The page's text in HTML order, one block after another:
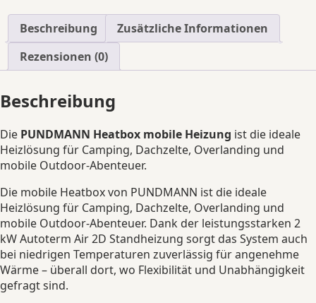
MengeBeschreibung
Zusätzliche Informationen
Rezensionen (0)
Beschreibung
Die PUNDMANN Heatbox mobile Heizung ist die ideale
Heizlösung für Camping, Dachzelte, Overlanding und
mobile Outdoor-Abenteuer.
Die mobile Heatbox von PUNDMANN ist die ideale
Heizlösung für Camping, Dachzelte, Overlanding und
mobile Outdoor-Abenteuer. Dank der leistungsstarken 2
kW Autoterm Air 2D Standheizung sorgt das System auch
bei niedrigen Temperaturen zuverlässig für angenehme
Wärme – überall dort, wo Flexibilität und Unabhängigkeit
gefragt sind.